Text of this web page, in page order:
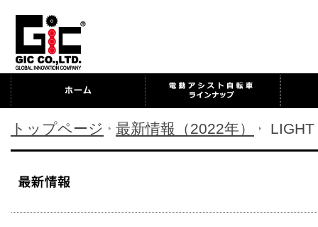
トップページ 最新情報（2022年）